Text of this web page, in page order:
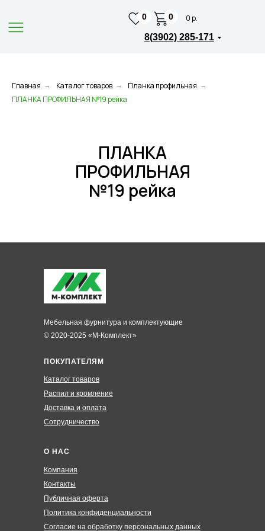
8(3902) 285-171
0 0 р.
0
Главная → Каталог товаров → Планка профильная →
ПЛАНКА ПРОФИЛЬНАЯ №19 рейка
ПЛАНКА
ПРОФИЛЬНАЯ
№19 рейка
ПОКУПАТЕЛЯМ
Каталог товаров
Распил и кромление
Доставка и оплата
Сотрудничество
О НАС
Компания
Контакты
Публичная оферта
Политика конфиденциальности
Согласие на обработку персональных данных
© 2020-2025 «М-Комплект»
Мебельная фурнитура и комплектующие